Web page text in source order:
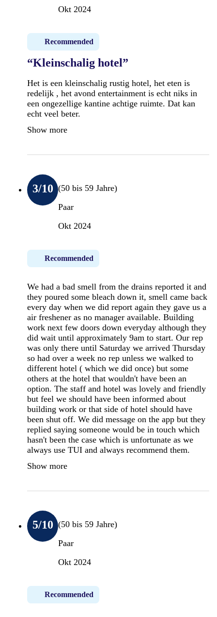
Okt 2024
Recommended
“Kleinschalig hotel”
Het is een kleinschalig rustig hotel, het eten is
redelijk , het avond entertainment is echt niks in
een ongezellige kantine achtige ruimte. Dat kan
echt veel beter.
Show more
3/10 (50 bis 59 Jahre)
Paar
Okt 2024
Recommended
We had a bad smell from the drains reported it and
they poured some bleach down it, smell came back
every day when we did report again they gave us a
air freshener as no manager available. Building
work next few doors down everyday although they
did wait until approximately 9am to start. Our rep
was only there until Saturday we arrived Thursday
so had over a week no rep unless we walked to
different hotel ( which we did once) but some
others at the hotel that wouldn't have been an
option. The staff and hotel was lovely and friendly
but feel we should have been informed about
building work or that side of hotel should have
been shut off. We did message on the app but they
replied saying someone would be in touch which
hasn't been the case which is unfortunate as we
always use TUI and always recommend them.
Show more
5/10 (50 bis 59 Jahre)
Paar
Okt 2024
Recommended